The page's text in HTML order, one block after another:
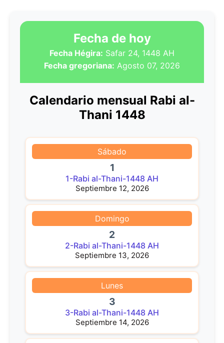
Fecha de hoy
Fecha Hégira: Safar 24, 1448 AH
Fecha gregoriana: Agosto 07, 2026
Calendario mensual Rabi al-
Thani 1448
Sábado
1
1-Rabi al-Thani-1448 AH
Septiembre 12, 2026
Domingo
2
2-Rabi al-Thani-1448 AH
Septiembre 13, 2026
Lunes
3
3-Rabi al-Thani-1448 AH
Septiembre 14, 2026